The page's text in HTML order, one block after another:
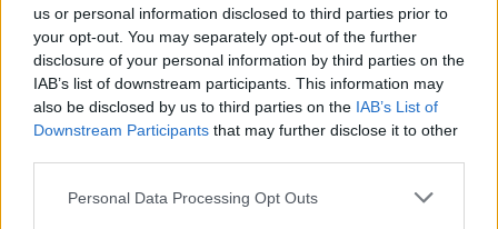
us or personal information disclosed to third parties prior to
your opt-out. You may separately opt-out of the further
disclosure of your personal information by third parties on the
IAB’s list of downstream participants. This information may
also be disclosed by us to third parties on the IAB’s List of
Downstream Participants that may further disclose it to other
Personal Data Processing Opt Outs
Chanteurs : Prince
Albums : The Gold Experience
⇑
Paroles + Traduction Téléchargement
Vidéos
Commentaires